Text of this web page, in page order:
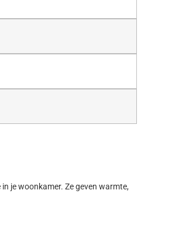
je woonkamer. Ze geven warmte,